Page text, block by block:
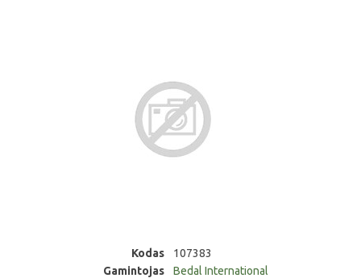
Kodas
107383
Gamintojas
Bedal International